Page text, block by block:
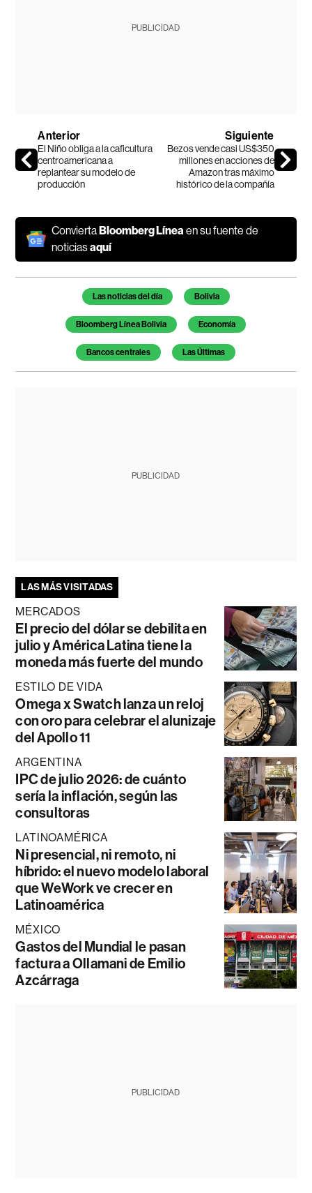
PUBLICIDAD
Anterior
El Niño obliga a la caficultura
centroamericana a
replantear su modelo de
producción
Siguiente
Bezos vende casi US$350
millones en acciones de
Amazon tras máximo
histórico de la compañía
ConviertaBloomberg Línea en su fuente de
noticiasaquí
Temas de este artículo
Las noticias del día Bolivia
Bloomberg Línea Bolivia Economía
Bancos centrales Las Últimas
PUBLICIDAD
LAS MÁS VISITADAS
MERCADOS
El precio del dólar se debilita en
julio y América Latina tiene la
moneda más fuerte del mundo
ESTILO DE VIDA
Omega x Swatch lanza un reloj
con oro para celebrar el alunizaje
del Apollo 11
ARGENTINA
IPC de julio 2026: de cuánto
sería la inflación, según las
consultoras
LATINOAMÉRICA
Ni presencial, ni remoto, ni
híbrido: el nuevo modelo laboral
que WeWork ve crecer en
Latinoamérica
MÉXICO
Gastos del Mundial le pasan
factura a Ollamani de Emilio
Azcárraga
PUBLICIDAD